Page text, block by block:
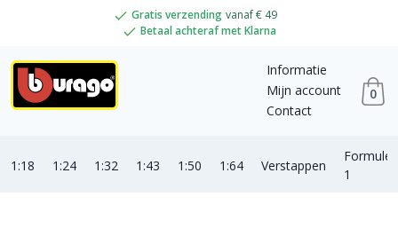
Gratis verzending vanaf € 49
Betaal achteraf met Klarna
Informatie
Mijn account
Contact
0
1:18 1:24 1:32 1:43 1:50 1:64 Verstappen
Formule
1